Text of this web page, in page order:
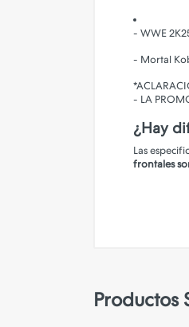
- WWE
- Mortal
- LA
¿Hay
Las
frontales
Productos